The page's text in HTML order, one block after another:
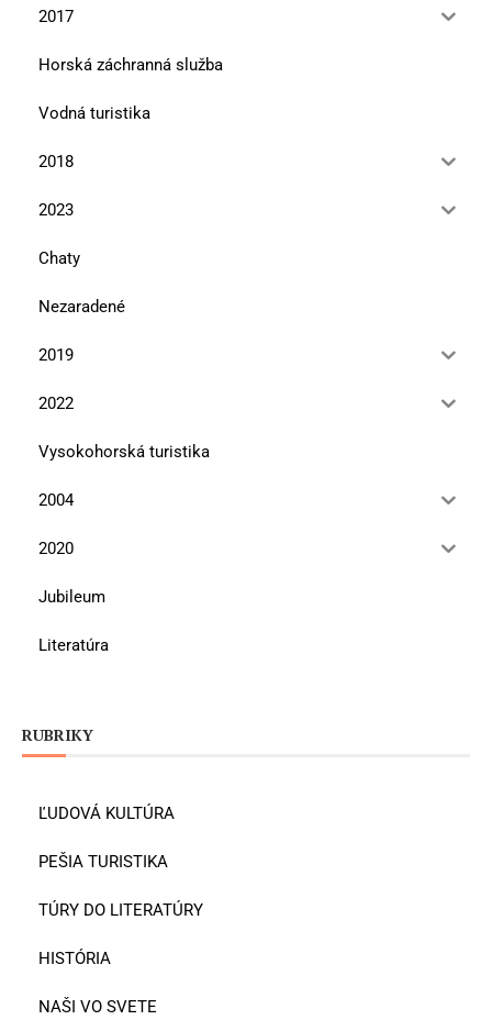
2017
Horská záchranná služba
Vodná turistika
2018
2023
Chaty
Nezaradené
2019
2022
Vysokohorská turistika
2004
2020
Jubileum
Literatúra
RUBRIKY
ĽUDOVÁ KULTÚRA
PEŠIA TURISTIKA
TÚRY DO LITERATÚRY
HISTÓRIA
NAŠI VO SVETE